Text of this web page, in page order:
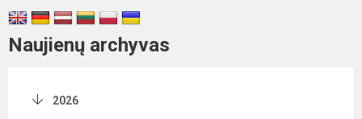
Naujienų archyvas
2026